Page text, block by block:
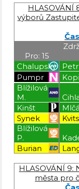
HLASOVÁNÍ
výborů
Pro: 15
Chalupský
Pumpr
Blížilová
M.
Kinšt
Synek
Blížilová
P.
Burian
HLASOVÁNÍ 9:
města pro